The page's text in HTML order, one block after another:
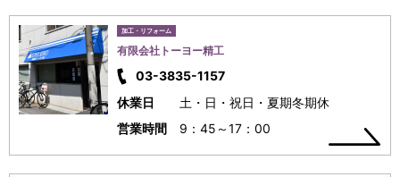
加工・リフォーム
有限会社トーヨー精工
03-3835-1157
休業日
土・日・祝日・夏期冬期休
営業時間
9：45～17：00